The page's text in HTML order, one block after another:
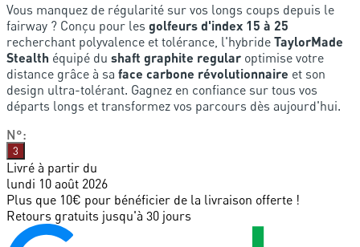
Vous manquez de régularité sur vos longs coups depuis le
fairway ? Conçu pour les golfeurs d'index 15 à 25
recherchant polyvalence et tolérance, l'hybride TaylorMade
Stealth équipé du shaft graphite regular optimise votre
distance grâce à sa face carbone révolutionnaire et son
design ultra-tolérant. Gagnez en confiance sur tous vos
départs longs et transformez vos parcours dès aujourd'hui.
N°:
3
Livré à partir du
lundi 10 août 2026
Plus que 10€ pour bénéficier de la livraison offerte !
Retours gratuits jusqu'à 30 jours